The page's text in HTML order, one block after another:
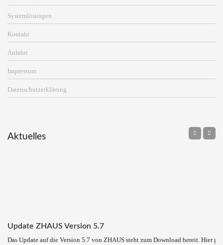
Systemlösungen
Kontakt
Anfahrt
Impressum
Datenschutzerklärung
Aktuelles
Update ZHAUS Version 5.7
Das Update auf die Version 5.7 von ZHAUS steht zum Download bereit. Hier